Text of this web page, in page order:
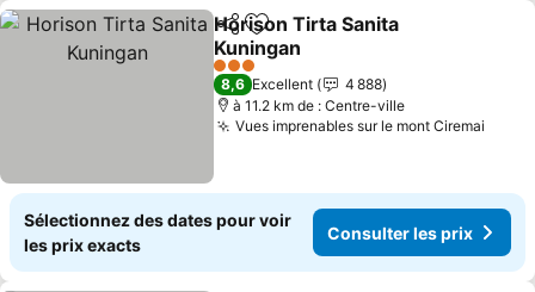
PartagerAjouter à mes favoris
Horison Tirta Sanita
Kuningan
Consulter les prix
3 Étoiles
8,6 Excellent
4 888
à 11.2 km de : Centre-ville
Vues imprenables sur le mont Ciremai
Sélectionnez des dates pour voir
les prix exacts
Consulter les prix